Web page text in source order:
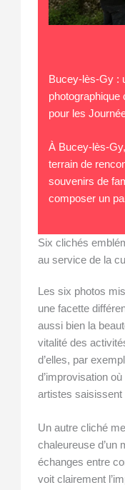
Bucey-lès-Gy :
photographique
pour les
À Bucey-lès-
terrain de
souvenirs de
composer un
Six clichés
au service de la
Les six photos
une facette
aussi bien la
vitalité des
d’elles, par
d’improvisation
artistes saisissent
Un autre cliché
chaleureuse d’un
échanges entre
voit clairement